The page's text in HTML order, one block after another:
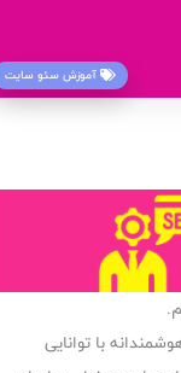
آموزش سئو سایت
هوشمندانه با توانایی